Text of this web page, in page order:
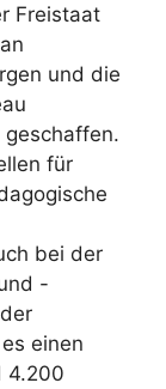
Freistaat
und die
geschaffen.
für
bei der
-
einen
4.200